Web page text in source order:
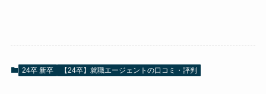
24卒 新卒 【24卒】就職エージェントの口コミ・評判